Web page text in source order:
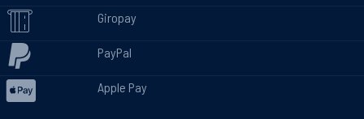
Giropay
PayPal
Apple Pay